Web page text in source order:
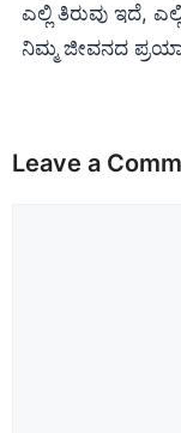
ಎಲ್ಲಿ ತಿರುವು ಇದೆ,
ನಿಮ್ಮ ಜೀವನದ
Leave a